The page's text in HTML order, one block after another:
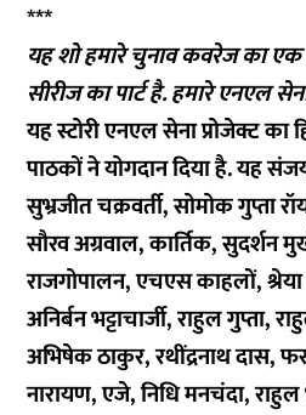
***
यह शो हमारे चुनाव कवरेज का
सीरीज का पार्ट है. हमारे एनएल
यह स्टोरी एनएल सेना प्रोजेक्ट का
पाठकों ने योगदान दिया है. यह
सुभ्रजीत चक्रवर्ती, सोमोक गुप्ता
सौरव अग्रवाल, कार्तिक, सुदर्शन
राजगोपालन, एचएस काहलों,
अनिर्बन भट्टाचार्जी, राहुल गुप्ता,
अभिषेक ठाकुर, रथींद्रनाथ दास,
नारायण, एजे, निधि मनचंदा, राहुल